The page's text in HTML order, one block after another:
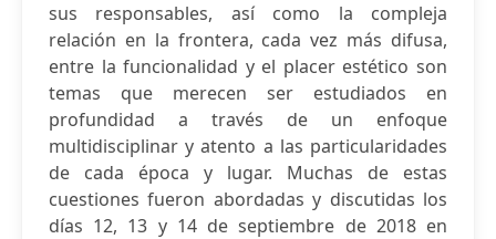
sus responsables, así como la compleja
relación en la frontera, cada vez más difusa,
entre la funcionalidad y el placer estético son
temas que merecen ser estudiados en
profundidad a través de un enfoque
multidisciplinar y atento a las particularidades
de cada época y lugar. Muchas de estas
cuestiones fueron abordadas y discutidas los
días 12, 13 y 14 de septiembre de 2018 en